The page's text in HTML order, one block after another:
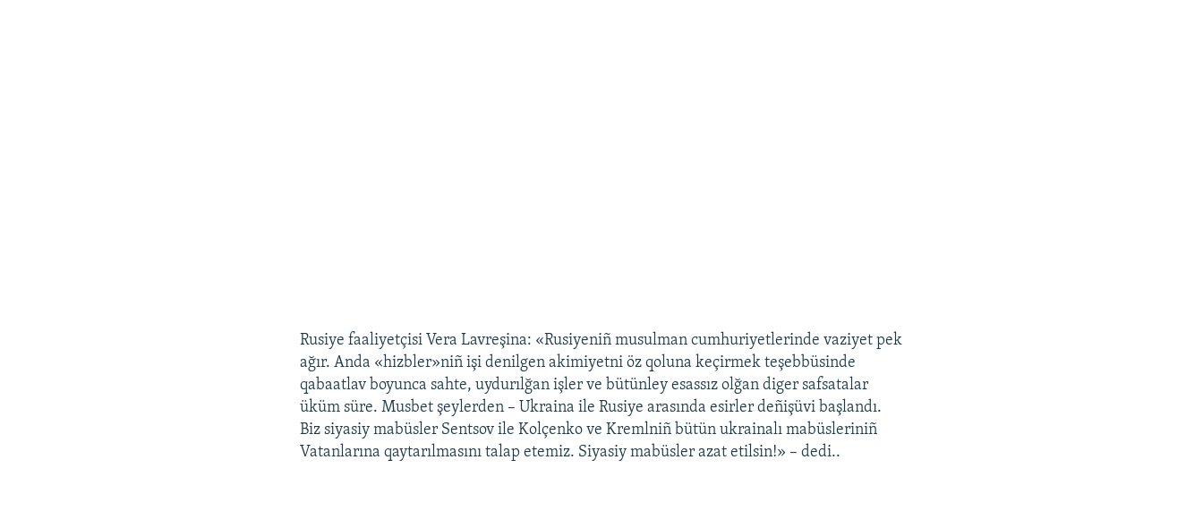
Rusiye faaliyetçisi Vera Lavreşina: «Rusiyeniñ musulman cumhuriyetlerinde vaziyet pek
ağır. Anda «hizbler»niñ işi denilgen akimiyetni öz qoluna keçirmek teşebbüsinde
qabaatlav boyunca sahte, uydurılğan işler ve bütünley esassız olğan diger safsatalar
üküm süre. Musbet şeylerden – Ukraina ile Rusiye arasında esirler deñişüvi başlandı.
Biz siyasiy mabüsler Sentsov ile Kolçenko ve Kremlniñ bütün ukrainalı mabüsleriniñ
Vatanlarına qaytarılmasını talap etemiz. Siyasiy mabüsler azat etilsin!» – dedi..